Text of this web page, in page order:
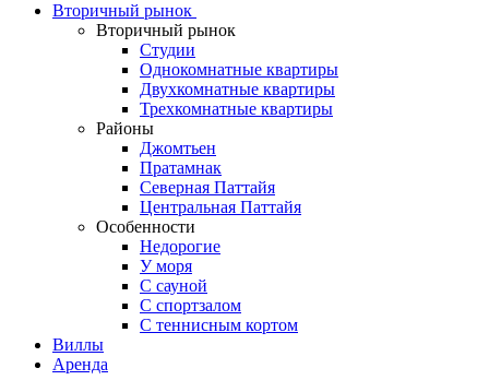
Вторичный рынок
Вторичный рынок
Студии
Однокомнатные квартиры
Двухкомнатные квартиры
Трехкомнатные квартиры
Районы
Джомтьен
Пратамнак
Северная Паттайя
Центральная Паттайя
Особенности
Недорогие
У моря
С сауной
С спортзалом
С теннисным кортом
Виллы
Аренда